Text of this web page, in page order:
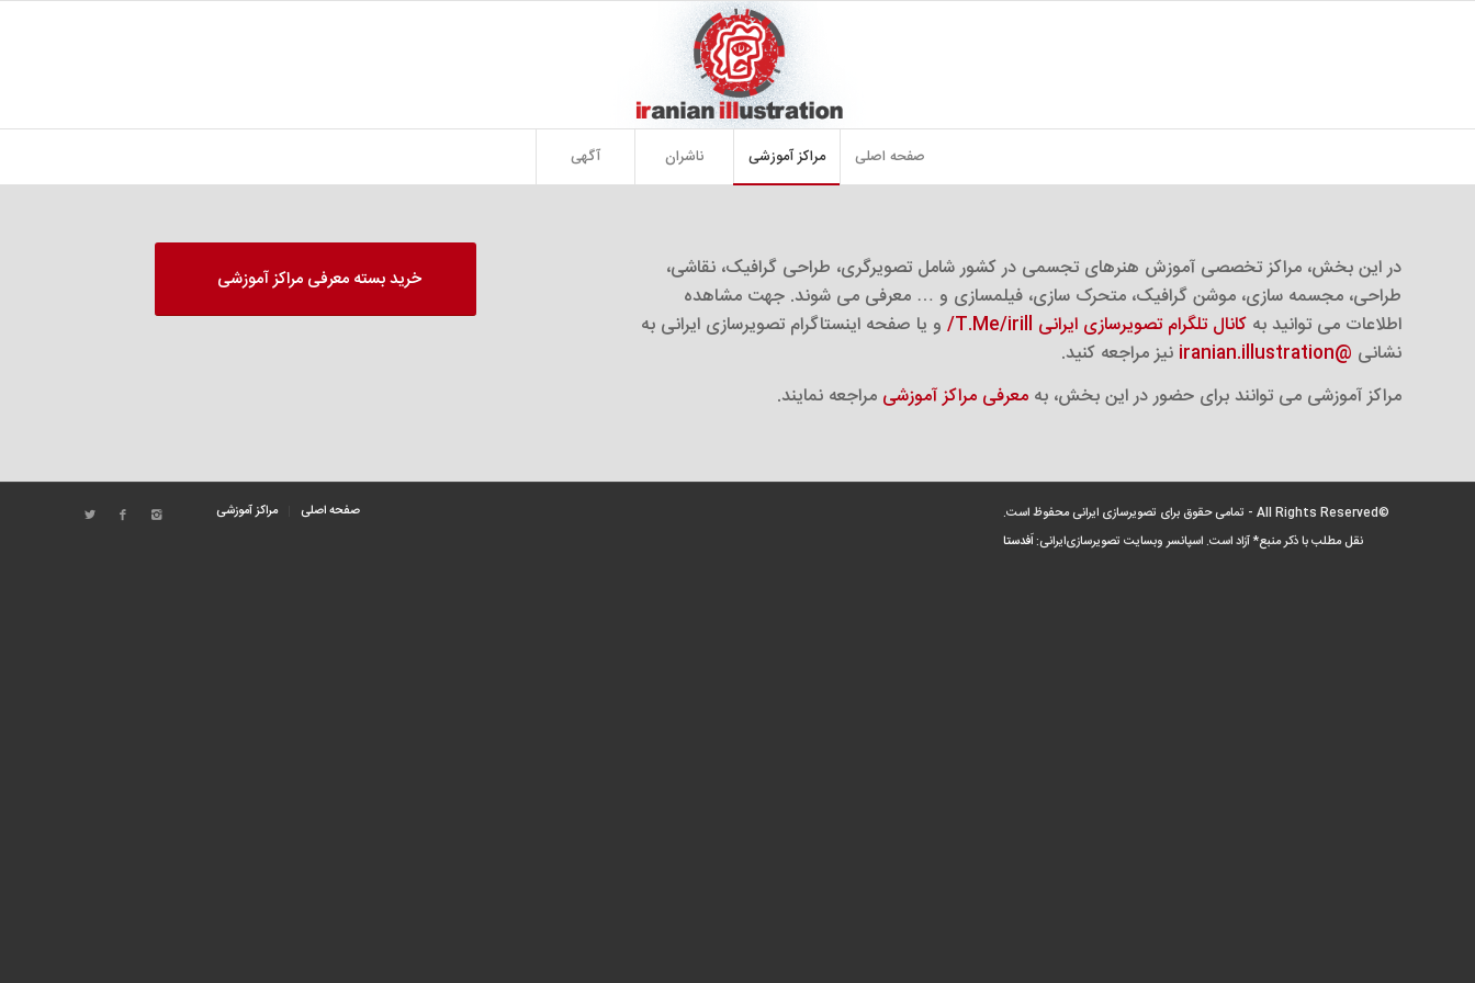
صفحه اصلی مراکز آموزشی ناشران آگهی
در این بخش، مراکز تخصصی آموزش هنرهای تجسمی در کشور شامل تصویرگری، طراحی گرافیک، نقاشی،
طراحی، مجسمه سازی، موشن گرافیک، متحرک سازی، فیلمسازی و … معرفی می شوند. جهت مشاهده
اطلاعات می توانید به کانال تلگرام تصویرسازی ایرانی T.Me/irill/
و یا صفحه اینستاگرام تصویرسازی ایرانی به
نشانی @iranian.illustration
نیز مراجعه کنید.
مراکز آموزشی می توانند برای حضور در این بخش، به معرفی مراکز آموزشی مراجعه نمایند.
خرید بسته معرفی مراکز آموزشی
©All Rights Reserved - تمامی حقوق برای تصویرسازی ایرانی محفوظ است.
نقل مطلب با ذکر منبع* آزاد است. اسپانسر وبسایت تصویرسازی‌ایرانی:اَفدستا
صفحه اصلی مراکز آموزشی